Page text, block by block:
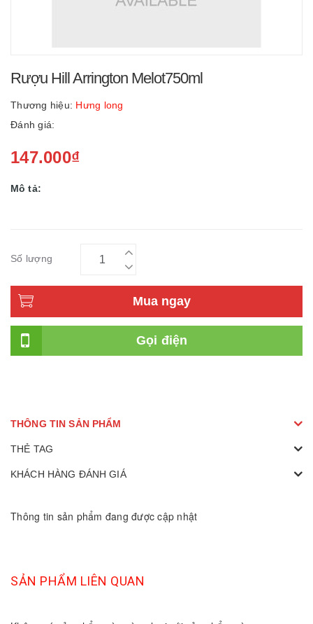
Rượu Hill Arrington Melot750ml
Thương hiệu: Hưng long
Đánh giá:
147.000₫
Mô tả:
Số lượng
Mua ngay
Gọi điện
THÔNG TIN SẢN PHẨM
THẺ TAG
KHÁCH HÀNG ĐÁNH GIÁ
Thông tin sản phẩm đang được cập nhật
SẢN PHẨM LIÊN QUAN